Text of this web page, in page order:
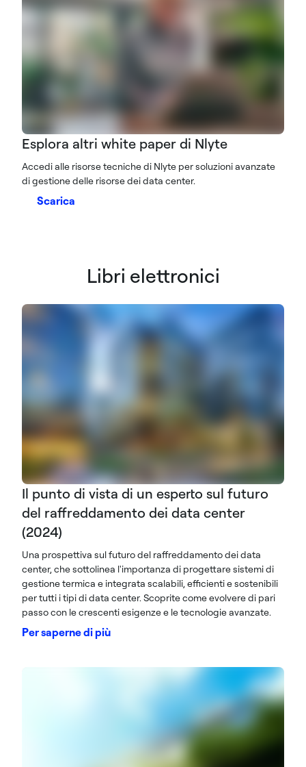
Esplora altri white paper di Nlyte
Accedi alle risorse tecniche di Nlyte per soluzioni avanzate
di gestione delle risorse dei data center.
Scarica
Libri elettronici
Il punto di vista di un esperto sul futuro
del raffreddamento dei data center
(2024)
Una prospettiva sul futuro del raffreddamento dei data
center, che sottolinea l'importanza di progettare sistemi di
gestione termica e integrata scalabili, efficienti e sostenibili
per tutti i tipi di data center. Scoprite come evolvere di pari
passo con le crescenti esigenze e le tecnologie avanzate.
Per saperne di più